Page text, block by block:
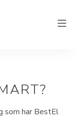
som har BestEl